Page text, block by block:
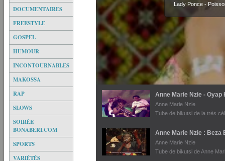
DOCUMENTAIRES
FREESTYLE
GOSPEL
HUMOUR
INCONTOURNABLES
MAKOSSA
RAP
SLOWS
SOIRÉE
BONABERI.COM
SPORTS
VARIÉTÉS
Lady Ponce -
Anne Marie Nzie - Oyap
Anne Marie Nzie
Tube de bikutsi de la très
Anne Marie Nzie : Beza
Anne Marie Nzie
Tube de bikutsi de Anne